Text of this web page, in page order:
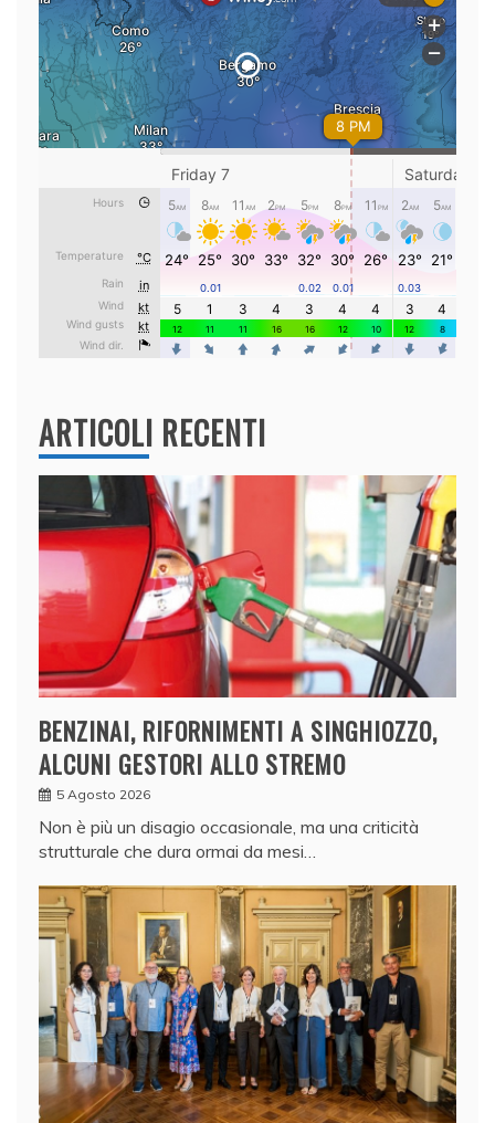
ARTICOLI RECENTI
BENZINAI, RIFORNIMENTI A SINGHIOZZO,
ALCUNI GESTORI ALLO STREMO
5 Agosto 2026
Non è più un disagio occasionale, ma una criticità
strutturale che dura ormai da mesi…